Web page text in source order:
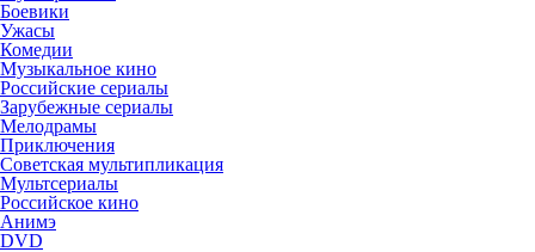
Боевики
Ужасы
Комедии
Музыкальное кино
Российские сериалы
Зарубежные сериалы
Мелодрамы
Приключения
Советская мультипликация
Мультсериалы
Российское кино
Анимэ
DVD